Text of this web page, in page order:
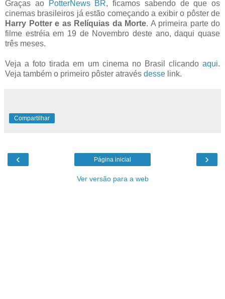
Graças ao PotterNews BR, ficamos sabendo de que os
cinemas brasileiros já estão começando a exibir o pôster de
Harry Potter e as Relíquias da Morte. A primeira parte do
filme estréia em 19 de Novembro deste ano, daqui quase
três meses.
Veja a foto tirada em um cinema no Brasil clicando aqui.
Veja também o primeiro pôster através desse link.
Compartilhar
‹ ›
Página inicial
Ver versão para a web